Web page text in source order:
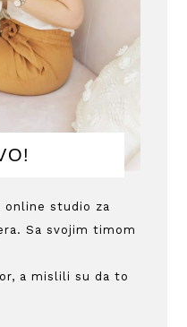
online studio za
Sa svojim timom
a mislili su da to